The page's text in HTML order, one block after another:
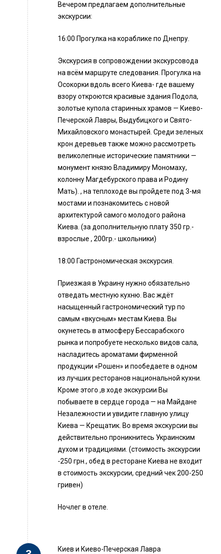
Вечером предлагаем дополнительные
экскурсии:
16:00 Прогулка на кораблике по Днепру.
Экскурсия в сопровождении экскурсовода
на всём маршруте следования. Прогулка на
Осокорки вдоль всего Киева- где вашему
взору откроются красивые здания Подола,
золотые купола старинных храмов — Киево-
Печерской Лавры, Выдубицкого и Свято-
Михайловского монастырей. Среди зеленых
крон деревьев также можно рассмотреть
великолепные исторические памятники —
монумент князю Владимиру Мономаху,
колонну Магдебурского права и Родину
Мать). , на теплоходе вы пройдете под 3-мя
мостами и познакомитесь с новой
архитектурой самого молодого района
Киева. (за дополнительную плату 350 гр.-
взрослые , 200гр.- школьники)
18:00 Гастрономическая экскурсия.
Приезжая в Украину нужно обязательно
отведать местную кухню. Вас ждёт
насыщенный гастрономический тур по
самым «вкусным» местам Киева. Вы
окунетесь в атмосферу Бессарабского
рынка и попробуете несколько видов сала,
насладитесь ароматами фирменной
продукции «Рошен» и пообедаете в одном
из лучших ресторанов национальной кухни.
Кроме этого ,в ходе экскурсии Вы
побываете в сердце города — на Майдане
Незалежности и увидите главную улицу
Киева — Крещатик. Во время экскурсии вы
действительно проникнитесь Украинским
духом и традициями. (стоимость экскурсии
-250 грн., обед в ресторане Киева не входит
в стоимость экскурсии, средний чек 200-250
гривен)
Ночлег в отеле.
Киев и Киево-Печерская Лавра